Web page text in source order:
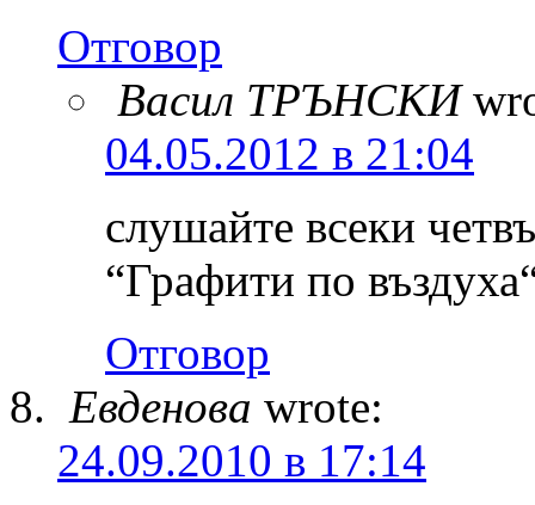
Отговор
Васил ТРЪНСКИ
04.05.2012 в 21:04
слушайте всеки
“Графити по
Отговор
Евденова wrote:
24.09.2010 в 17:14